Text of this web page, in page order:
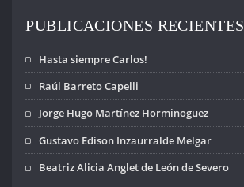
PUBLICACIONES RECIENTES
Hasta siempre Carlos!
Raúl Barreto Capelli
Jorge Hugo Martínez Horminoguez
Gustavo Edison Inzaurralde Melgar
Beatriz Alicia Anglet de León de Severo